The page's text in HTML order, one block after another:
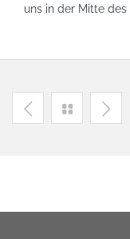
uns in der Mitte